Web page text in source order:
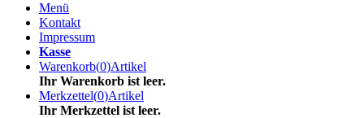
Menü
Kontakt
Impressum
Kasse
Warenkorb(0)Artikel
Ihr Warenkorb ist leer.
Merkzettel(0)Artikel
Ihr Merkzettel ist leer.